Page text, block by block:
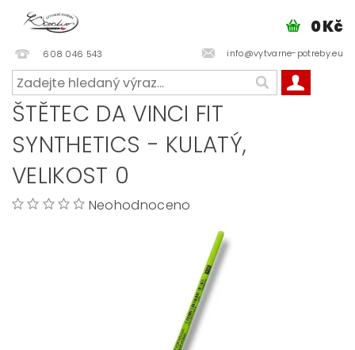
608 046 543 info@vytvarne-potreby.eu
0 Kč
ŠTĚTEC DA VINCI FIT
SYNTHETICS - KULATÝ,
VELIKOST 0
Neohodnoceno